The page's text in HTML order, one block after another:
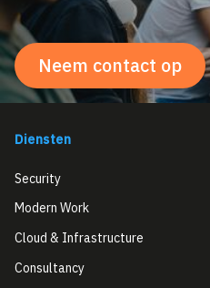
Neem contact op
Diensten
Security
Modern Work
Cloud & Infrastructure
Consultancy